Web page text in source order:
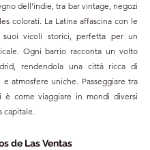
dell’indie, tra bar vintage, negozi
colorati. La Latina affascina con le
vicoli storici, perfetta per un
Ogni barrio racconta un volto
rendendola una città ricca di
e atmosfere uniche. Passeggiare tra
è come viaggiare in mondi diversi
capitale.
de Las Ventas